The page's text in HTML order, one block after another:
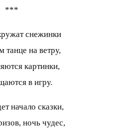
***
снежинки
танце на ветру,
картинки,
в игру.
начало сказки,
ночь чудес,